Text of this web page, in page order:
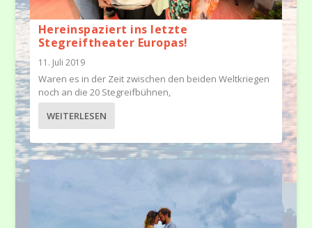
Hereinspaziert ins letzte
Stegreiftheater Europas!
11. Juli 2019
Waren es in der Zeit zwischen den beiden Weltkriegen
noch an die 20 Stegreifbühnen,
WEITERLESEN